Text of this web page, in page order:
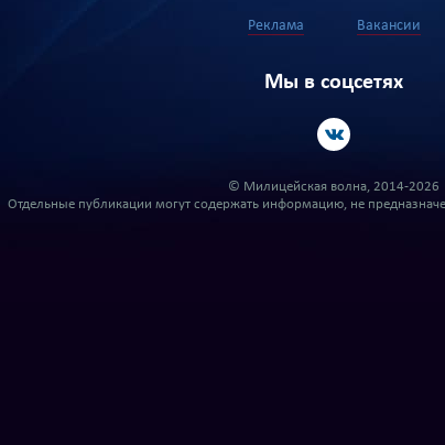
Реклама Вакансии
Мы в соцсетях
© Милицейская волна, 2014-2026
Отдельные публикации могут содержать информацию, не